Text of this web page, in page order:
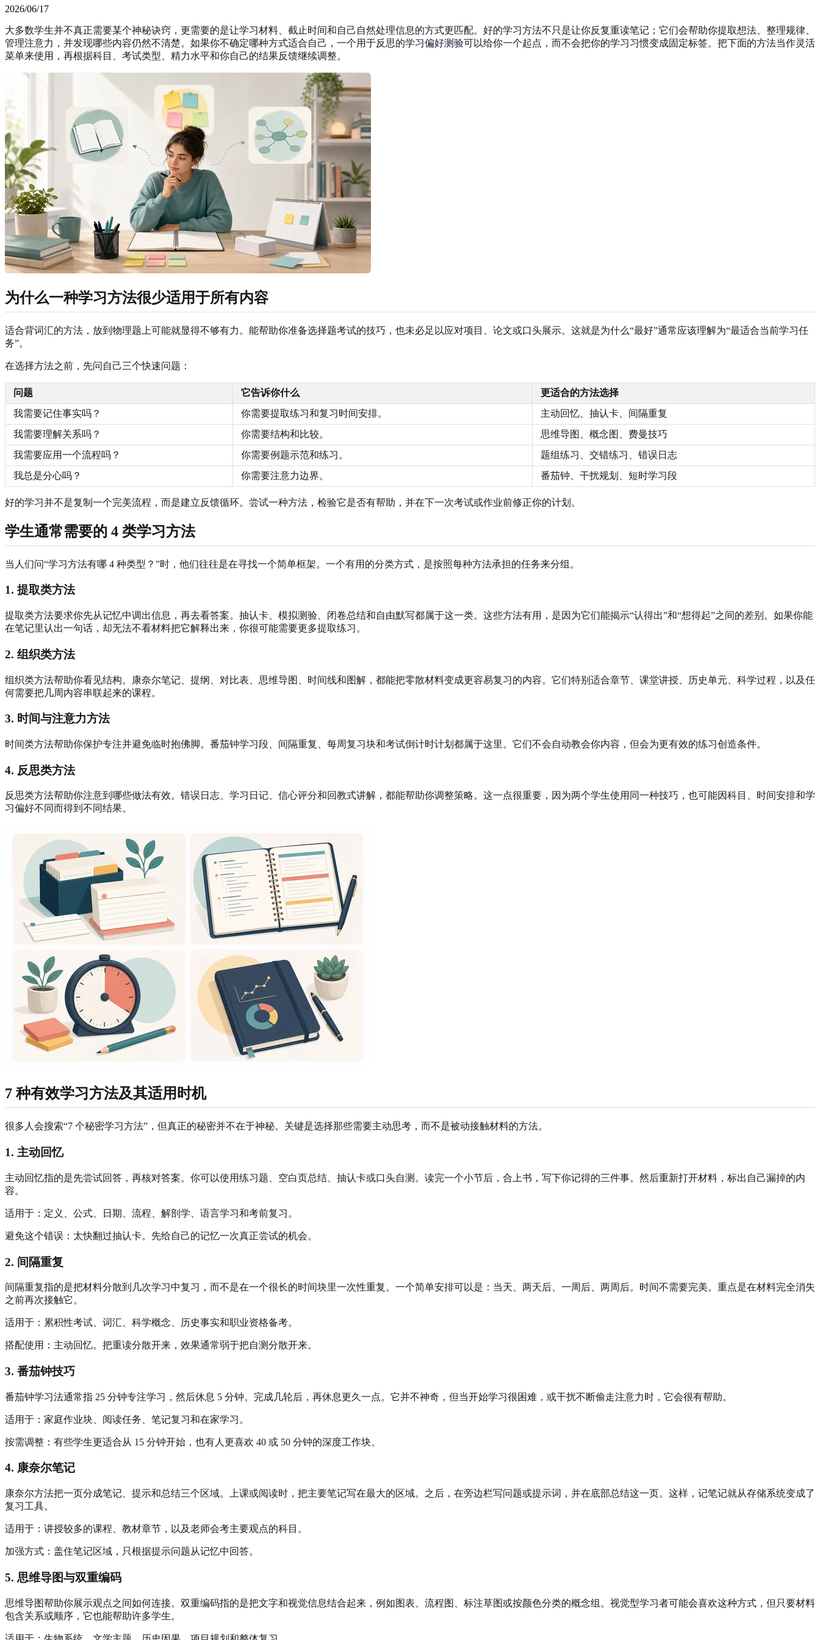
2026/06/17
大多数学生并不真正需要某个神秘诀窍，更需要的是让学习材料、截止时间和自己自然处理信息的方式更匹配。好的学习方法不只是让你反复重读笔记；它们会帮助你提取想法、整理规律、
管理注意力，并发现哪些内容仍然不清楚。如果你不确定哪种方式适合自己，一个用于反思的学习偏好测验可以给你一个起点，而不会把你的学习习惯变成固定标签。把下面的方法当作灵活
菜单来使用，再根据科目、考试类型、精力水平和你自己的结果反馈继续调整。
为什么一种学习方法很少适用于所有内容
适合背词汇的方法，放到物理题上可能就显得不够有力。能帮助你准备选择题考试的技巧，也未必足以应对项目、论文或口头展示。这就是为什么“最好”通常应该理解为“最适合当前学习任
务”。
在选择方法之前，先问自己三个快速问题：
问题 它告诉你什么
更适合的方法选择
我需要记住事实吗？
你需要提取练习和复习时间安排。
主动回忆、抽认卡、间隔重复
我需要理解关系吗？
你需要结构和比较。
思维导图、概念图、费曼技巧
我需要应用一个流程吗？
你需要例题示范和练习。
题组练习、交错练习、错误日志
我总是分心吗？
你需要注意力边界。 番茄钟、干扰规划、短时学习段
好的学习并不是复制一个完美流程，而是建立反馈循环。尝试一种方法，检验它是否有帮助，并在下一次考试或作业前修正你的计划。
学生通常需要的 4 类学习方法
当人们问“学习方法有哪 4 种类型？”时，他们往往是在寻找一个简单框架。一个有用的分类方式，是按照每种方法承担的任务来分组。
1. 提取类方法
提取类方法要求你先从记忆中调出信息，再去看答案。抽认卡、模拟测验、闭卷总结和自由默写都属于这一类。这些方法有用，是因为它们能揭示“认得出”和“想得起”之间的差别。如果你能
在笔记里认出一句话，却无法不看材料把它解释出来，你很可能需要更多提取练习。
2. 组织类方法
组织类方法帮助你看见结构。康奈尔笔记、提纲、对比表、思维导图、时间线和图解，都能把零散材料变成更容易复习的内容。它们特别适合章节、课堂讲授、历史单元、科学过程，以及任
何需要把几周内容串联起来的课程。
3. 时间与注意力方法
时间类方法帮助你保护专注并避免临时抱佛脚。番茄钟学习段、间隔重复、每周复习块和考试倒计时计划都属于这里。它们不会自动教会你内容，但会为更有效的练习创造条件。
4. 反思类方法
反思类方法帮助你注意到哪些做法有效。错误日志、学习日记、信心评分和回教式讲解，都能帮助你调整策略。这一点很重要，因为两个学生使用同一种技巧，也可能因科目、时间安排和学
习偏好不同而得到不同结果。
7 种有效学习方法及其适用时机
很多人会搜索“7 个秘密学习方法”，但真正的秘密并不在于神秘。关键是选择那些需要主动思考，而不是被动接触材料的方法。
1. 主动回忆
主动回忆指的是先尝试回答，再核对答案。你可以使用练习题、空白页总结、抽认卡或口头自测。读完一个小节后，合上书，写下你记得的三件事。然后重新打开材料，标出自己漏掉的内
容。
适用于：定义、公式、日期、流程、解剖学、语言学习和考前复习。
避免这个错误：太快翻过抽认卡。先给自己的记忆一次真正尝试的机会。
2. 间隔重复
间隔重复指的是把材料分散到几次学习中复习，而不是在一个很长的时间块里一次性重复。一个简单安排可以是：当天、两天后、一周后、两周后。时间不需要完美。重点是在材料完全消失
之前再次接触它。
适用于：累积性考试、词汇、科学概念、历史事实和职业资格备考。
搭配使用：主动回忆。把重读分散开来，效果通常弱于把自测分散开来。
3. 番茄钟技巧
番茄钟学习法通常指 25 分钟专注学习，然后休息 5 分钟。完成几轮后，再休息更久一点。它并不神奇，但当开始学习很困难，或干扰不断偷走注意力时，它会很有帮助。
适用于：家庭作业块、阅读任务、笔记复习和在家学习。
按需调整：有些学生更适合从 15 分钟开始，也有人更喜欢 40 或 50 分钟的深度工作块。
4. 康奈尔笔记
康奈尔方法把一页分成笔记、提示和总结三个区域。上课或阅读时，把主要笔记写在最大的区域。之后，在旁边栏写问题或提示词，并在底部总结这一页。这样，记笔记就从存储系统变成了
复习工具。
适用于：讲授较多的课程、教材章节，以及老师会考主要观点的科目。
加强方式：盖住笔记区域，只根据提示问题从记忆中回答。
5. 思维导图与双重编码
思维导图帮助你展示观点之间如何连接。双重编码指的是把文字和视觉信息结合起来，例如图表、流程图、标注草图或按颜色分类的概念组。视觉型学习者可能会喜欢这种方式，但只要材料
包含关系或顺序，它也能帮助许多学生。